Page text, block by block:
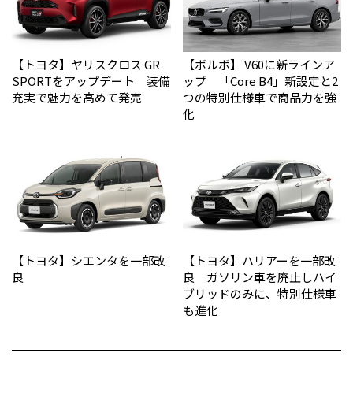
【トヨタ】ヤリスクロス GR
SPORTをアップデート 装備
充実で魅力を高めて発売
【ボルボ】 V60に新ラインア
ップ 「Core B4」新設定と2
つの特別仕様車で商品力を強
化
【トヨタ】シエンタを一部改
良
【トヨタ】ハリアーを一部改
良 ガソリン車を廃止しハイ
ブリッドのみに、特別仕様車
も進化